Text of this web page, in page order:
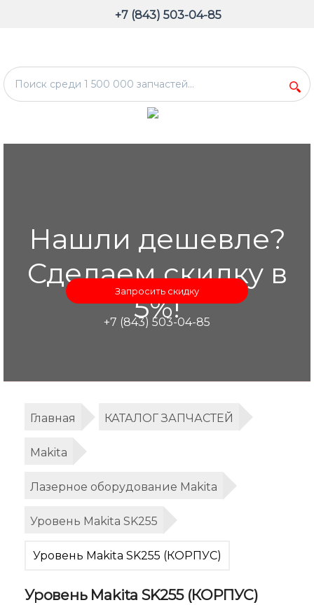
+7 (843) 503-04-85
Нашли дешевле?
Сделаем скидку в
5%!
Запросить скидку
+7 (843) 503-04-85
Главная КАТАЛОГ ЗАПЧАСТЕЙ
Makita
Лазерное оборудование Makita
Уровень Makita SK255
Уровень Makita SK255 (КОРПУС)
Уровень Makita SK255 (КОРПУС)